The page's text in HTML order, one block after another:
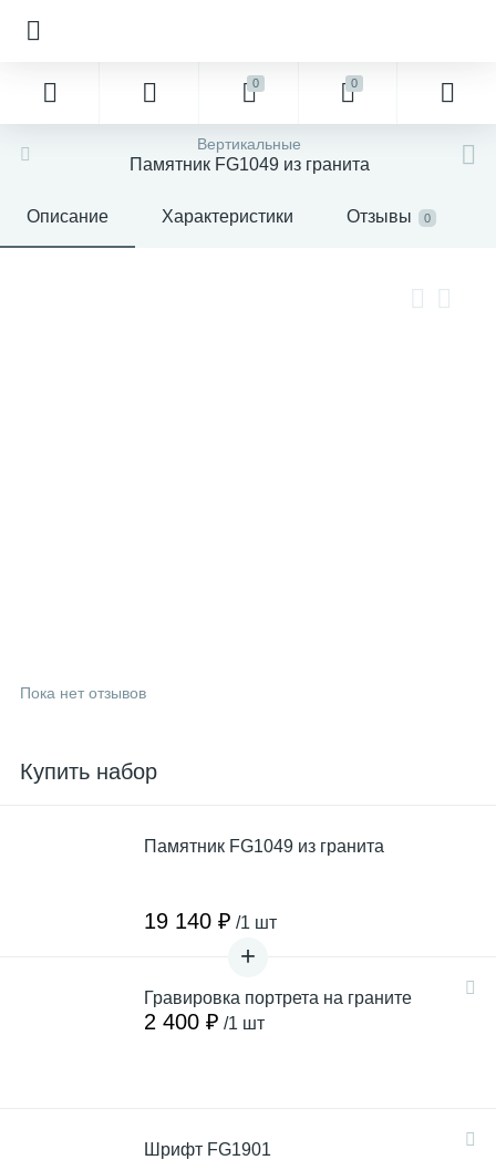
0 0
Вертикальные
Памятник FG1049 из гранита
Описание Характеристики Отзывы 0
Пока нет отзывов
Купить набор
Памятник FG1049 из гранита
19 140 ₽ /1 шт
Гравировка портрета на граните
2 400 ₽ /1 шт
Шрифт FG1901